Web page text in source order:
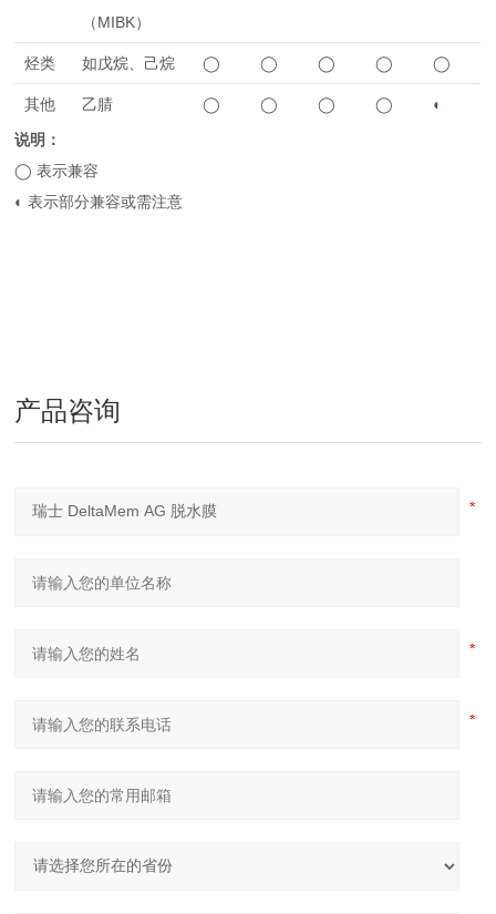
（MIBK）
烃类 如戊烷、己烷 ◯ ◯ ◯ ◯ ◯
其他 乙腈 ◯ ◯ ◯ ◯
◐
说明：
◯ 表示兼容
◐ 表示部分兼容或需注意
产品咨询